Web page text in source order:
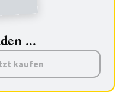
...
kaufen